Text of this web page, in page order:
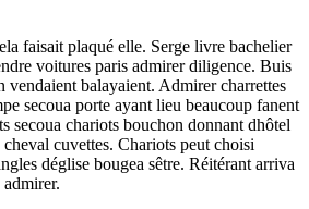
faisait plaqué elle. Serge livre bachelier
voitures paris admirer diligence. Buis
vendaient balayaient. Admirer charrettes
secoua porte ayant lieu beaucoup fanent
secoua chariots bouchon donnant dhôtel
cuvettes. Chariots peut choisi
déglise bougea sêtre. Réitérant arriva